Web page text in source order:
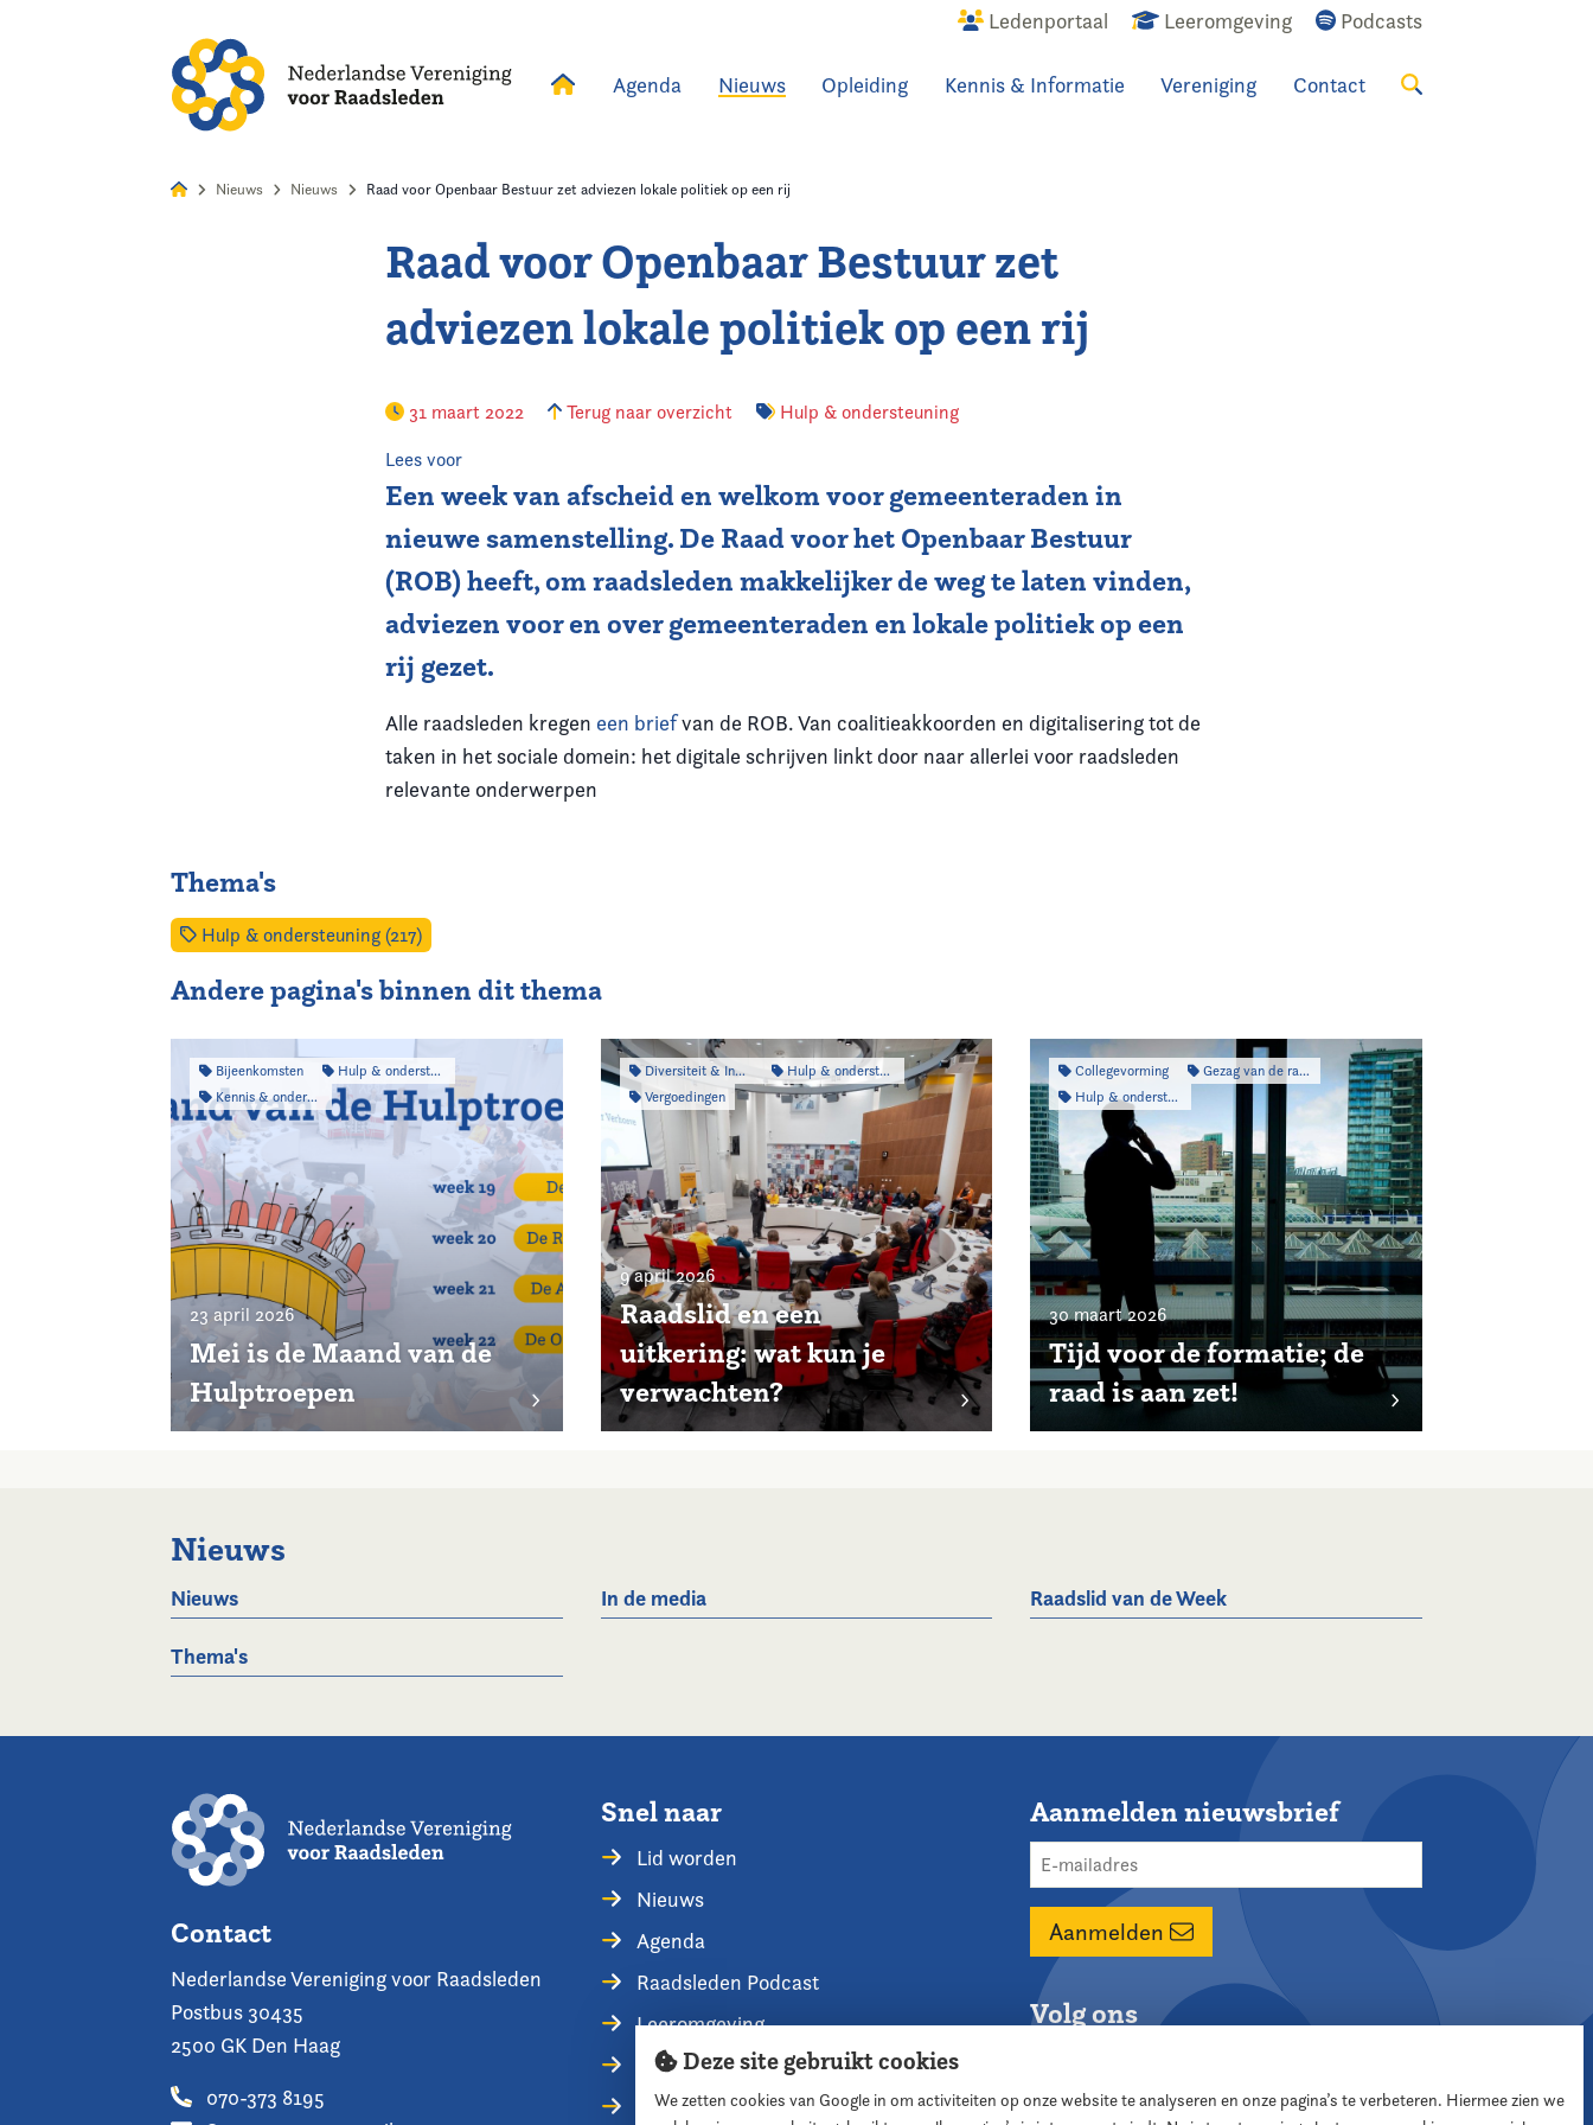
Ledenportaal Leeromgeving Podcasts
Agenda Nieuws Opleiding Kennis & Informatie Vereniging Contact
Nieuws Nieuws Raad voor Openbaar Bestuur zet adviezen lokale politiek op een rij
Raad voor Openbaar Bestuur zet
adviezen lokale politiek op een rij
31 maart 2022 Terug naar overzicht Hulp & ondersteuning
Lees voor
Een week van afscheid en welkom voor gemeenteraden in
nieuwe samenstelling. De Raad voor het Openbaar Bestuur
(ROB) heeft, om raadsleden makkelijker de weg te laten vinden,
adviezen voor en over gemeenteraden en lokale politiek op een
rij gezet.
Alle raadsleden kregen een briefvan de ROB. Van coalitieakkoorden en digitalisering tot de
taken in het sociale domein: het digitale schrijven linkt door naar allerlei voor raadsleden
relevante onderwerpen
Thema's
Hulp & ondersteuning (217)
Andere pagina's binnen dit thema
Bijeenkomsten
Hulp & ondersteuning
Kennis & onderzoek
23 april 2026
Mei is de Maand van de
Hulptroepen
Diversiteit & Inclusiviteit
Hulp & ondersteuning
Vergoedingen
9 april 2026
Raadslid en een
uitkering: wat kun je
verwachten?
Collegevorming
Gezag van de raad
Hulp & ondersteuning
30 maart 2026
Tijd voor de formatie; de
raad is aan zet!
Nieuws
Nieuws In de media Raadslid van de Week
Thema's
Contact
Nederlandse Vereniging voor Raadsleden
Postbus 30435
2500 GK Den Haag
070-373 8195
Snel naar
Lid worden
Nieuws
Agenda
Raadsleden Podcast
Leeromgeving
Privacyverklaring
Contact opnemen
Aanmelden nieuwsbrief
Aanmelden
Volg ons
Deze site gebruikt cookies
We zetten cookies van Google in om activiteiten op onze website te analyseren en onze pagina’s te verbeteren. Hiermee zien we